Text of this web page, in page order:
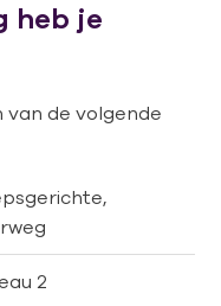
heb je
van de volgende
2